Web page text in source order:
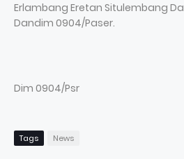
Erlambang Eretan Situlembang
Dandim 0904/Paser.
Dim 0904/Psr
Tags News